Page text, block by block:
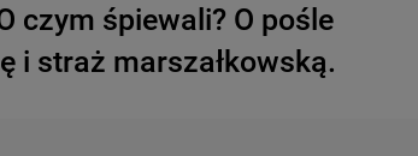
czym śpiewali? O pośle
i straż marszałkowską.